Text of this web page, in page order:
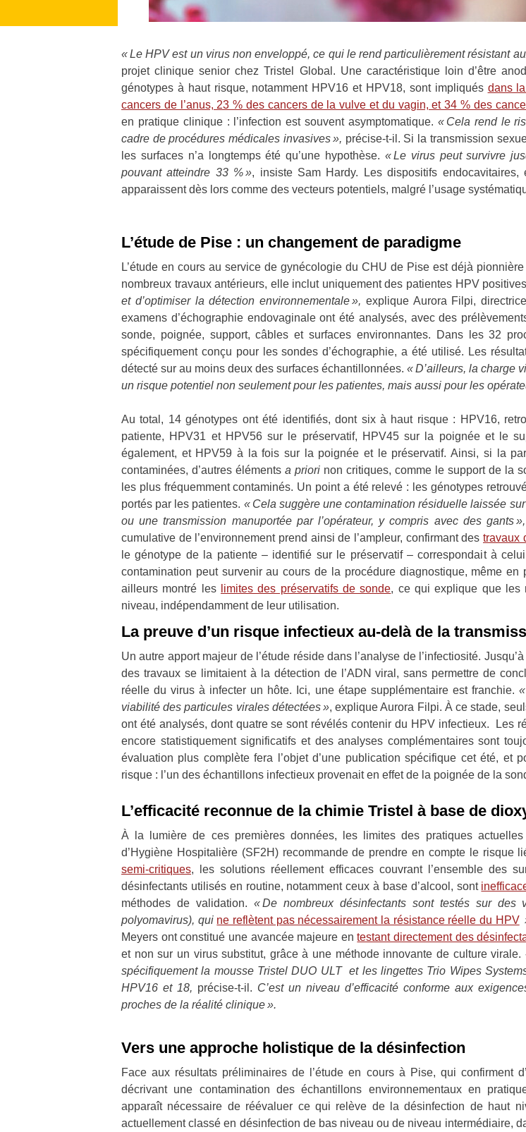
« Le HPV est un virus non enveloppé, ce qui le rend particulièrement résistant
projet clinique senior chez Tristel Global. Une caractéristique loin d’être
génotypes à haut risque, notamment HPV16 et HPV18, sont impliqués dans
cancers de l’anus, 23 % des cancers de la vulve et du vagin, et 34 % des
en pratique clinique : l’infection est souvent asymptomatique. « Cela rend le
cadre de procédures médicales invasives », précise-t-il. Si la transmission
les surfaces n’a longtemps été qu’une hypothèse. « Le virus peut survivre
pouvant atteindre 33 % », insiste Sam Hardy. Les dispositifs endocavitaires,
apparaissent dès lors comme des vecteurs potentiels, malgré l’usage
L’étude de Pise : un changement de paradigme
L’étude en cours au service de gynécologie du CHU de Pise est déjà
nombreux travaux antérieurs, elle inclut uniquement des patientes HPV
et d’optimiser la détection environnementale », explique Aurora Filpi,
examens d’échographie endovaginale ont été analysés, avec des
sonde, poignée, support, câbles et surfaces environnantes. Dans les 32
spécifiquement conçu pour les sondes d’échographie, a été utilisé. Les
détecté sur au moins deux des surfaces échantillonnées. « D’ailleurs, la charge
un risque potentiel non seulement pour les patientes, mais aussi pour les
Au total, 14 génotypes ont été identifiés, dont six à haut risque : HPV16,
patiente, HPV31 et HPV56 sur le préservatif, HPV45 sur la poignée et le
également, et HPV59 à la fois sur la poignée et le préservatif. Ainsi, si la
contaminées, d’autres éléments a priori non critiques, comme le support de la
les plus fréquemment contaminés. Un point a été relevé : les génotypes
portés par les patientes. « Cela suggère une contamination résiduelle laissée
ou une transmission manuportée par l’opérateur, y compris avec des gants »,
cumulative de l’environnement prend ainsi de l’ampleur, confirmant des travaux
le génotype de la patiente – identifié sur le préservatif – correspondait à
contamination peut survenir au cours de la procédure diagnostique, même en
ailleurs montré les
limites des préservatifs de sonde, ce qui explique que les
niveau, indépendamment de leur utilisation.
La preuve d’un risque infectieux au-delà de la
Un autre apport majeur de l’étude réside dans l’analyse de l’infectiosité.
des travaux se limitaient à la détection de l’ADN viral, sans permettre de
réelle du virus à infecter un hôte. Ici, une étape supplémentaire est franchie.
viabilité des particules virales détectées », explique Aurora Filpi. À ce stade,
ont été analysés, dont quatre se sont révélés contenir du HPV infectieux. Les
encore statistiquement significatifs et des analyses complémentaires sont
évaluation plus complète fera l’objet d’une publication spécifique cet été, et
risque : l’un des échantillons infectieux provenait en effet de la poignée de la
L’efficacité reconnue de la chimie Tristel à base de
À la lumière de ces premières données, les limites des pratiques
d’Hygiène Hospitalière (SF2H) recommande de prendre en compte le risque
semi-critiques, les solutions réellement efficaces couvrant l’ensemble des
désinfectants utilisés en routine, notamment ceux à base d’alcool, sont
méthodes de validation. « De nombreux désinfectants sont testés sur
polyomavirus), qui ne reflètent pas nécessairement la résistance réelle du HPV
Meyers ont constitué une avancée majeure entestant directement des
et non sur un virus substitut, grâce à une méthode innovante de culture virale.
spécifiquement la mousse Tristel DUO ULT et les lingettes Trio Wipes
HPV16 et 18, précise-t-il. C’est un niveau d’efficacité conforme aux
proches de la réalité clinique ».
Vers une approche holistique de la désinfection
Face aux résultats préliminaires de l’étude en cours à Pise, qui confirment
décrivant une contamination des échantillons environnementaux en
apparaît nécessaire de réévaluer ce qui relève de la désinfection de haut
actuellement classé en désinfection de bas niveau ou de niveau intermédiaire,